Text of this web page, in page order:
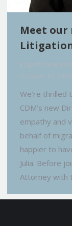
Meet our
English, Featured
October 14, 2024
We’re thrilled
CDM’s new
empathy and
behalf of
happier to
Julia: Before
Attorney with